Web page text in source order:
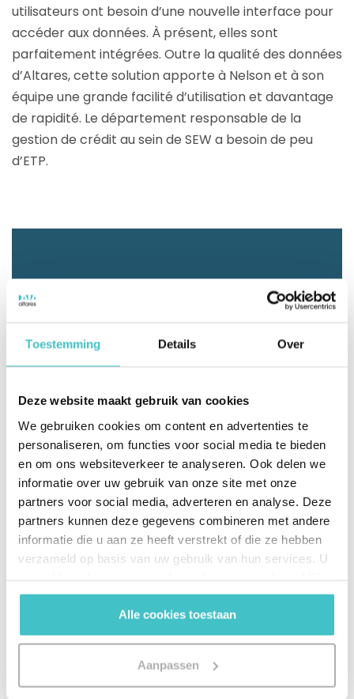
Toestemming Details Over
Deze website maakt gebruik van cookies
We gebruiken cookies om content en advertenties te
personaliseren, om functies voor social media te bieden
en om ons websiteverkeer te analyseren. Ook delen we
informatie over uw gebruik van onze site met onze
partners voor social media, adverteren en analyse. Deze
partners kunnen deze gegevens combineren met andere
informatie die u aan ze heeft verstrekt of die ze hebben
verzameld op basis van uw gebruik van hun services. U
gebruiken.
Alle cookies toestaan
Aanpassen
utilisateurs ont besoin d’une nouvelle interface pour
accéder aux données. À présent, elles sont
parfaitement intégrées. Outre la qualité des données
d’Altares, cette solution apporte à Nelson et à son
équipe une grande facilité d’utilisation et davantage
de rapidité. Le département responsable de la
gestion de crédit au sein de SEW a besoin de peu
d’ETP.
l'année de fondation
3